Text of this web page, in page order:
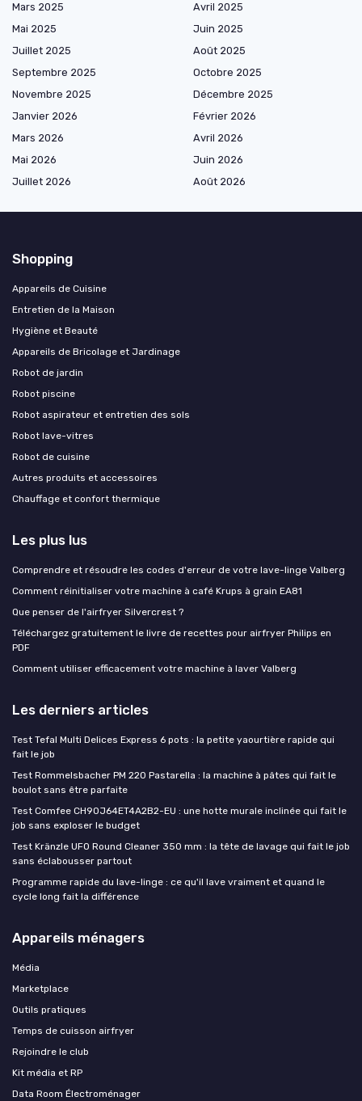
Mars 2025
Avril 2025
Mai 2025
Juin 2025
Juillet 2025
Août 2025
Septembre 2025
Octobre 2025
Novembre 2025
Décembre 2025
Janvier 2026
Février 2026
Mars 2026
Avril 2026
Mai 2026
Juin 2026
Juillet 2026
Août 2026
Shopping
Appareils de Cuisine
Entretien de la Maison
Hygiène et Beauté
Appareils de Bricolage et Jardinage
Robot de jardin
Robot piscine
Robot aspirateur et entretien des sols
Robot lave-vitres
Robot de cuisine
Autres produits et accessoires
Chauffage et confort thermique
Les plus lus
Comprendre et résoudre les codes d'erreur de votre lave-linge Valberg
Comment réinitialiser votre machine à café Krups à grain EA81
Que penser de l'airfryer Silvercrest ?
Téléchargez gratuitement le livre de recettes pour airfryer Philips en
PDF
Comment utiliser efficacement votre machine à laver Valberg
Les derniers articles
Test Tefal Multi Delices Express 6 pots : la petite yaourtière rapide qui
fait le job
Test Rommelsbacher PM 220 Pastarella : la machine à pâtes qui fait le
boulot sans être parfaite
Test Comfee CH90J64ET4A2B2-EU : une hotte murale inclinée qui fait le
job sans exploser le budget
Test Kränzle UFO Round Cleaner 350 mm : la tête de lavage qui fait le job
sans éclabousser partout
Programme rapide du lave-linge : ce qu'il lave vraiment et quand le
cycle long fait la différence
Appareils ménagers
Média
Marketplace
Outils pratiques
Temps de cuisson airfryer
Rejoindre le club
Kit média et RP
Data Room Électroménager